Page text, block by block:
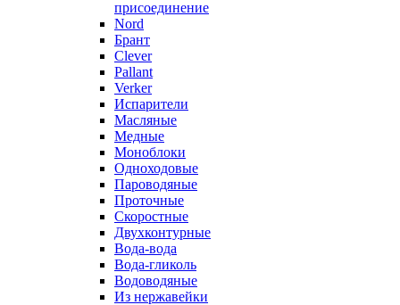
присоединение
Nord
Брант
Clever
Pallant
Verker
Испарители
Масляные
Медные
Моноблоки
Одноходовые
Пароводяные
Проточные
Скоростные
Двухконтурные
Вода-вода
Вода-гликоль
Водоводяные
Из нержавейки